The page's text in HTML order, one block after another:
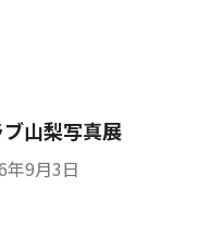
山梨写真展
年9月3日